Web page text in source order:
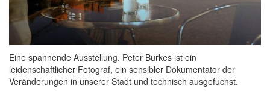
Eine spannende Ausstellung. Peter Burkes ist ein
leidenschaftlicher Fotograf, ein sensibler Dokumentator der
Veränderungen in unserer Stadt und technisch ausgefuchst.